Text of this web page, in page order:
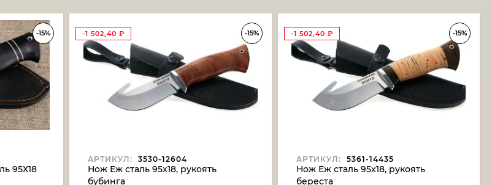
-15%
95Х18
-15%
-1 502,40₽
АРТИКУЛ: 3530-12604
Нож Еж сталь 95х18, рукоять
бубинга
-15%
-1 502,40 ₽
АРТИКУЛ: 5361-14435
Нож Еж сталь 95х18, рукоять
береста